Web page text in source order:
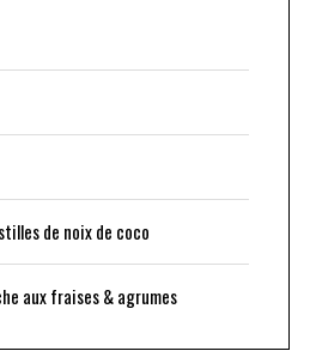
de noix de coco
aux fraises & agrumes